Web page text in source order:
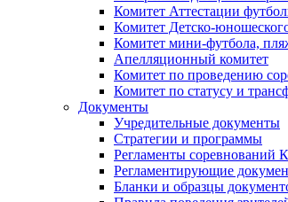
Комитет Аттестации
Комитет Детско-
Комитет мини-футбола,
Апелляционный комитет
Комитет по проведению
Комитет по статусу и
Документы
Учредительные документы
Стратегии и программы
Регламенты соревнований
Регламентирующие
Бланки и образцы